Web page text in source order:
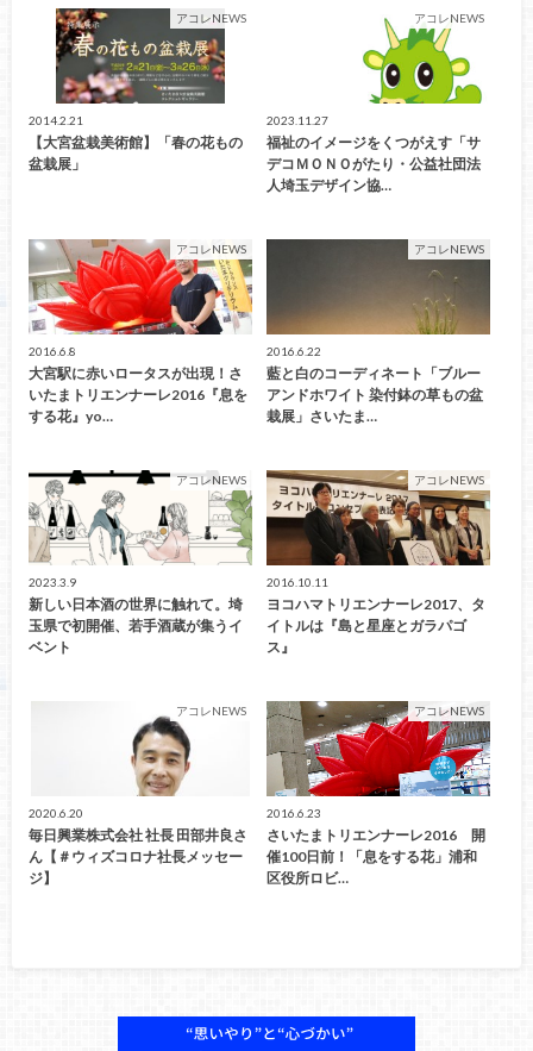
アコレNEWS
2014.2.21
【大宮盆栽美術館】「春の花もの
盆栽展」
アコレNEWS
2023.11.27
福祉のイメージをくつがえす「サ
デコＭＯＮＯがたり・公益社団法
人埼玉デザイン協…
アコレNEWS
2016.6.8
大宮駅に赤いロータスが出現！さ
いたまトリエンナーレ2016『息を
する花』yo…
アコレNEWS
2016.6.22
藍と白のコーディネート「ブルー
アンドホワイト 染付鉢の草もの盆
栽展」さいたま…
アコレNEWS
2023.3.9
新しい日本酒の世界に触れて。埼
玉県で初開催、若手酒蔵が集うイ
ベント
アコレNEWS
2016.10.11
ヨコハマトリエンナーレ2017、タ
イトルは『島と星座とガラパゴ
ス』
アコレNEWS
2020.6.20
毎日興業株式会社 社長 田部井良さ
ん【＃ウィズコロナ社長メッセー
ジ】
アコレNEWS
2016.6.23
さいたまトリエンナーレ2016 開
催100日前！「息をする花」浦和
区役所ロビ…